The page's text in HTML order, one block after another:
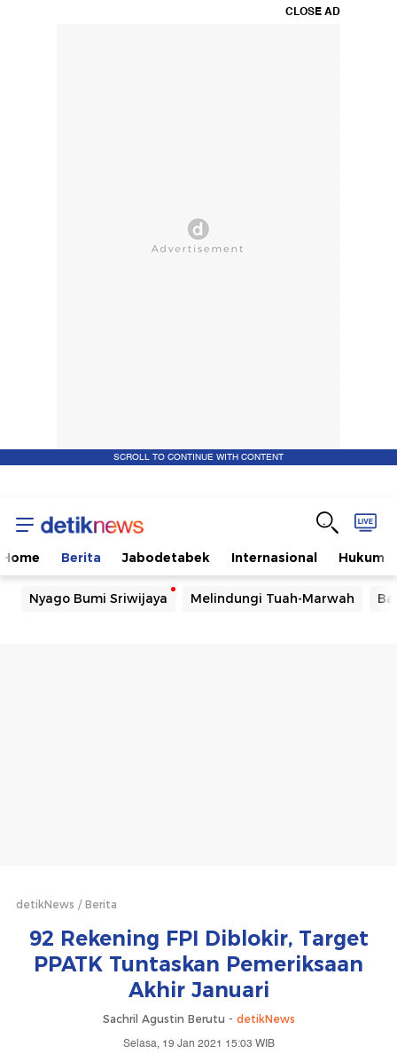
CLOSE AD
SCROLL TO CONTINUE WITH CONTENT
Home Berita Jabodetabek Internasional Hukum
Nyago Bumi Sriwijaya Melindungi Tuah-Marwah
detikNews Berita
92 Rekening FPI Diblokir, Target
PPATK Tuntaskan Pemeriksaan
Akhir Januari
Sachril Agustin Berutu - detikNews
Selasa, 19 Jan 2021 15:03 WIB